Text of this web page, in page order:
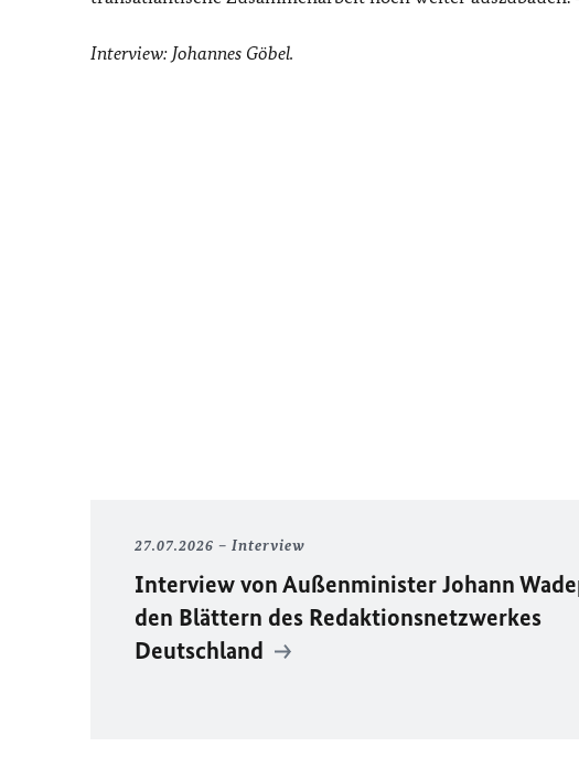
Interview: Johannes Göbel.
27.07.2026 Interview
Interview von Außenminister Johann
den Blättern des Redaktionsnetzwerkes
Deutschland